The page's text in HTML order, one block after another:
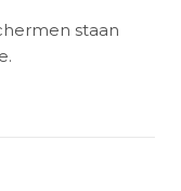
staan